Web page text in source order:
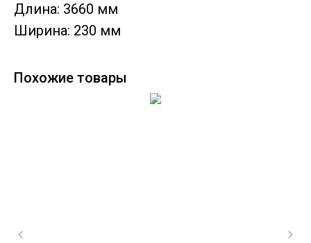
Длина: 3660 мм
Ширина: 230 мм
Похожие товары